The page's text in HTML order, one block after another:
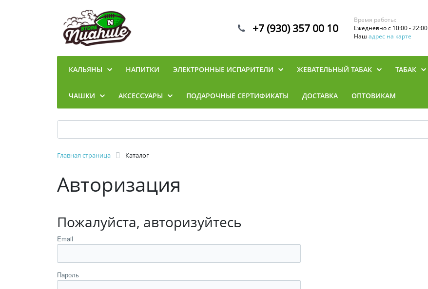
+7 (930) 357 00 10
Время работы:
Ежедневно с 10:00 - 22:00
Наш адрес на карте
КАЛЬЯНЫ НАПИТКИ ЭЛЕКТРОННЫЕ ИСПАРИТЕЛИ ЖЕВАТЕЛЬНЫЙ ТАБАК ТАБАК
ЧАШКИ АКСЕССУАРЫ ПОДАРОЧНЫЕ СЕРТИФИКАТЫ ДОСТАВКА ОПТОВИКАМ
Главная страница Каталог
Авторизация
Пожалуйста, авторизуйтесь
Email
Пароль